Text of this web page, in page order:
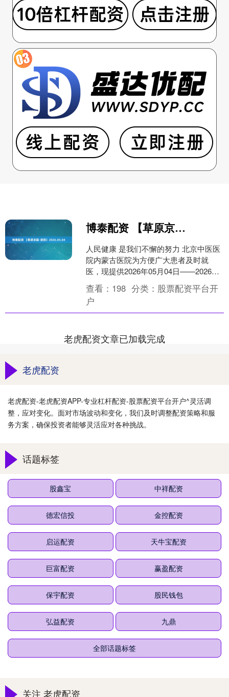
博泰配资 【草原京医·便民】2026.05.04
人民健康 是我们不懈的努力 北京中医医
院内蒙古医院为方便广大患者及时就
医，现提供2026年05月04日——2026年
05月10日门诊医生出诊安排，供广大患
者参阅....
查看： 198 分类： 股票配资平台开
户
老虎配资文章已加载完成
老虎配资
老虎配资-老虎配资APP-专业杠杆配资-股票配资平台开户^灵活调
整，应对变化。面对市场波动和变化，我们及时调整配资策略和服
务方案，确保投资者能够灵活应对各种挑战。
话题标签
股鑫宝 中祥配资
德宏信投 金控配资
启运配资 天牛宝配资
巨富配资 赢盈配资
保宇配资 股民钱包
弘益配资 九鼎
全部话题标签
关注 老虎配资